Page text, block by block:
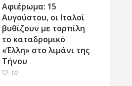
Αφιέρωμα: 15
Αυγούστου, οι Ιταλοί
βυθίζουν με τορπίλη
το καταδρομικό
«Έλλη» στο λιμάνι της
Τήνου
10